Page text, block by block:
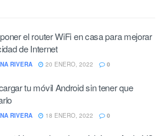
el router WiFi en casa para mejorar
de Internet
RIVERA 20 ENERO, 2022 0
tu móvil Android sin tener que
RIVERA 18 ENERO, 2022 0